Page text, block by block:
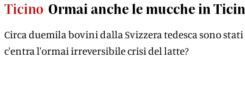
Ticino Ormai anche le mucche in
Circa duemila bovini dalla Svizzera tedesca sono
c'entra l'ormai irreversibile crisi del latte?